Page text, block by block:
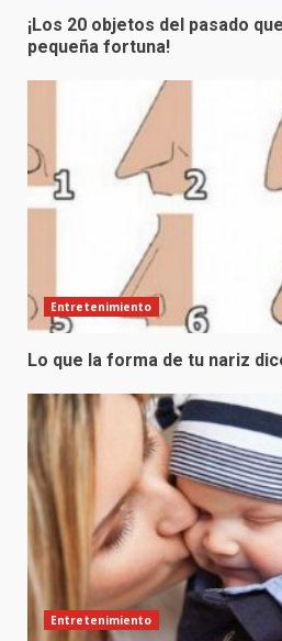
¡Los 20 objetos del pasado
pequeña fortuna!
Entretenimiento
Lo que la forma de tu nariz
Entretenimiento